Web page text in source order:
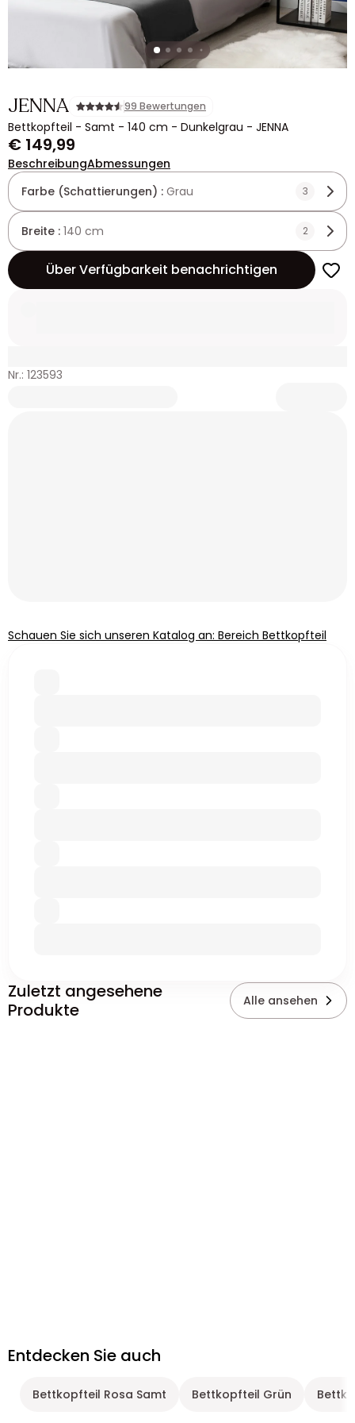
JENNA 99 Bewertungen
Bettkopfteil - Samt - 140 cm - Dunkelgrau - JENNA
€ 149,99
BeschreibungAbmessungen
Farbe (Schattierungen) : Grau 3
Breite : 140 cm 2
Über Verfügbarkeit benachrichtigen
Nr.: 123593
Schauen Sie sich unseren Katalog an: Bereich Bettkopfteil
Zuletzt angesehene
Produkte
Alle ansehen
Entdecken Sie auch
Bettkopfteil Rosa Samt Bettkopfteil Grün